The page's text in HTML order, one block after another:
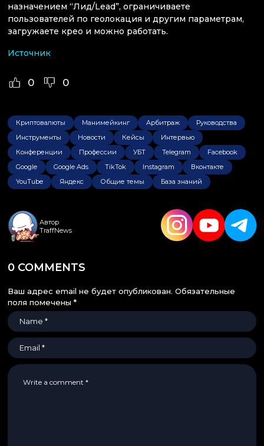
назначением “Лид/Lead”, ограничиваете
пользователей по геолокация и другим параметрам,
загружаете крео и можно работать.
Источник
0 0
Криптовалюты Манимейкинг Арбитраж
Руководства
Инструменты
Новости Кейсы
Интервью
Конференции
Профессии УБТ Telegram
Facebook
Google
Google Ads TikTok Instagram
Вконтакте
YouTube
Яндекс Общие темы База знаний
Автор
TraffNews
0 COMMENTS
Ваш адрес email не будет опубликован. Обязательные
поля помечены *